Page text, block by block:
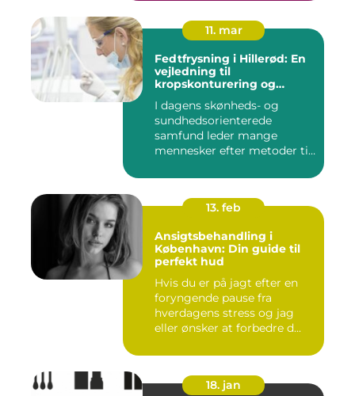
11. mar
Fedtfrysning i Hillerød: En
vejledning til
kropskonturering og
I dagens skønheds- og
sundhedsorienterede
samfund leder mange
mennesker efter metoder til
13. feb
Ansigtsbehandling i
København: Din guide til
perfekt hud
Hvis du er på jagt efter en
foryngende pause fra
hverdagens stress og jag
eller ønsker at forbedre d...
18. jan